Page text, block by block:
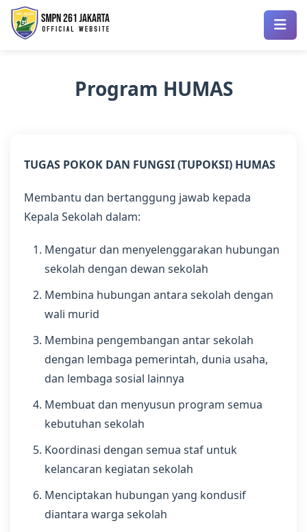
Program HUMAS
TUGAS POKOK DAN FUNGSI (TUPOKSI) HUMAS
Membantu dan bertanggung jawab kepada
Kepala Sekolah dalam:
Mengatur dan menyelenggarakan hubungan
sekolah dengan dewan sekolah
Membina hubungan antara sekolah dengan
wali murid
Membina pengembangan antar sekolah
dengan lembaga pemerintah, dunia usaha,
dan lembaga sosial lainnya
Membuat dan menyusun program semua
kebutuhan sekolah
Koordinasi dengan semua staf untuk
kelancaran kegiatan sekolah
Menciptakan hubungan yang kondusif
diantara warga sekolah